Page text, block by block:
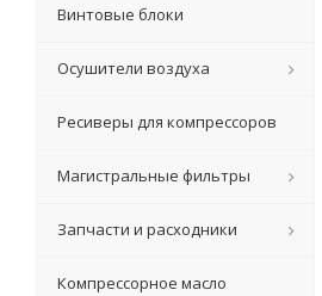
Винтовые блоки
Осушители воздуха
Ресиверы для компрессоров
Магистральные фильтры
Запчасти и расходники
Компрессорное масло